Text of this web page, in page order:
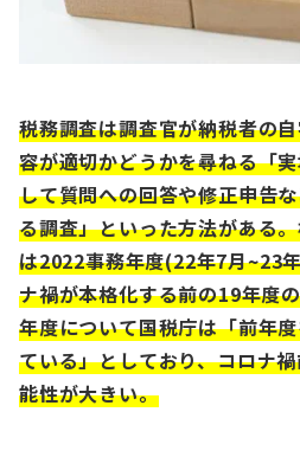
税務調査は調査官が納税者の
容が適切かどうかを尋ねる「
して質問への回答や修正申告
る調査」といった方法がある
は2022事務年度(22年7月~23
ナ禍が本格化する前の19年度
年度について国税庁は「前年
ている」としており、コロナ
能性が大きい。